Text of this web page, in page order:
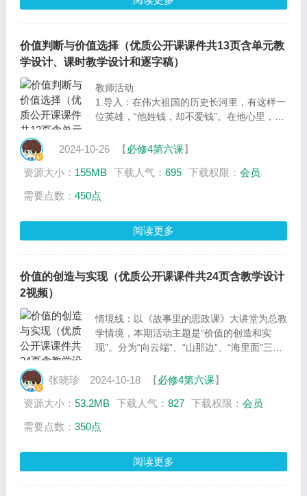
价值判断与价值选择（优质公开课课件共13页含单元教
学设计、课时教学设计和逐字稿）
教师活动
1.导入：在伟大祖国的历史长河里，有这样一
位英雄，“他姓钱，却不爱钱”。在他心里，国
猜他是谁？他就是中国航天之父、两弹一星元
汇，讲航天故事，感航天精神，做正确选择，
展青年担当。
2.总议题：如何做出正确的价值判断与价值选
2024-10-26 【必修4第六课】
资源大小： 155MB 下载人气： 695 下载权限： 会员
需要点数： 450点
阅读更多
价值的创造与实现（优质公开课课件共24页含教学设计
2视频）
情境线：以《故事里的思政课》大讲堂为总教
学情境，本期活动主题是“价值的创造和实
现”。分为“向云端”、“山那边”、“海里面”三大
女高背后的璀璨繁星、聆听“时代楷模”万步炎
问题线：以“如何创造和实现人生价值”为问题
线贯穿整个课堂，设置了三站：
第一站：向云端--探寻实现人生价值的根本途
第二站：山那边--探索人生价值实现客观条
张晓珍 2024-10-18 【必修4第六课】
资源大小： 53.2MB 下载人气： 827 下载权限： 会员
需要点数： 350点
阅读更多